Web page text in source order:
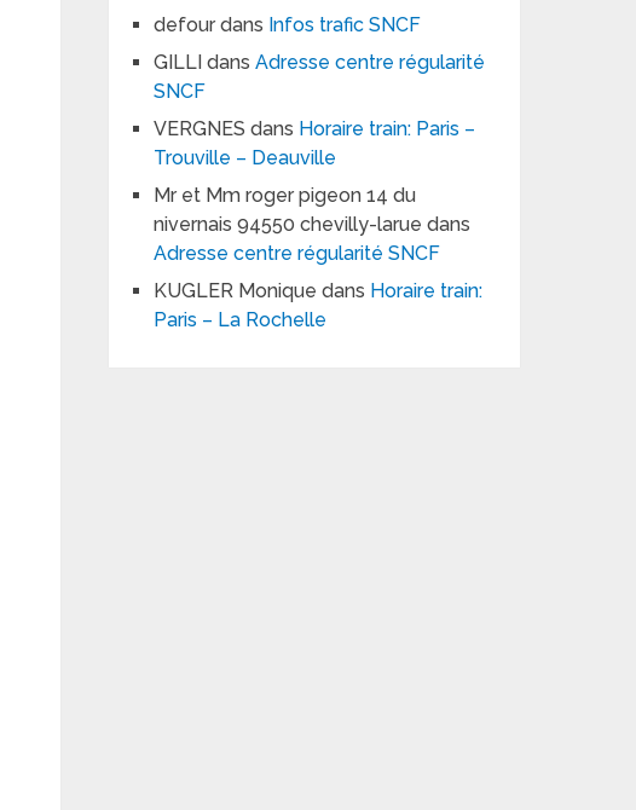
defour dans Infos trafic SNCF
GILLI dansAdresse centre régularité
SNCF
VERGNES dans Horaire train: Paris –
Trouville – Deauville
Mr et Mm roger pigeon 14 du
nivernais 94550 chevilly-larue dans
Adresse centre régularité SNCF
KUGLER Monique dans Horaire train:
Paris – La Rochelle